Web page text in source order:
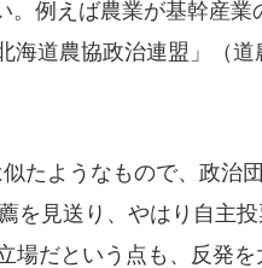
例えば農業が基幹産業
海道農協政治連盟」（
たようなもので、政治
を見送り、やはり自主
だという点も、反発を